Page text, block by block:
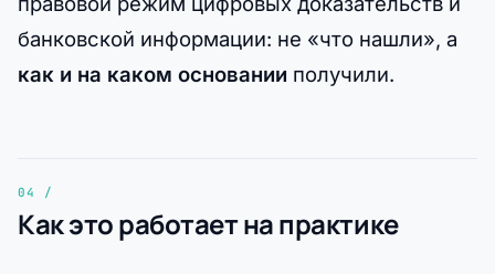
банковской информации: не «что нашли», а
как и на каком основании получили.
Как это работает на практике